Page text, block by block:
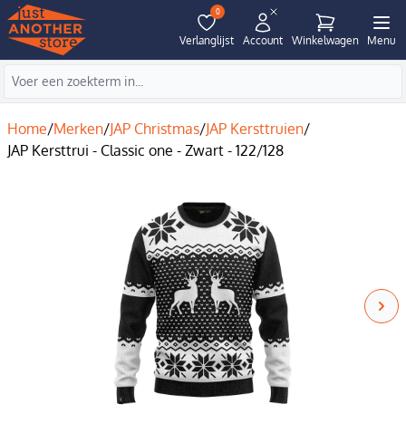
0
Verlanglijst Account Winkelwagen Menu
Home/Merken/JAP Christmas/JAP Kersttruien/
JAP Kersttrui - Classic one - Zwart - 122/128